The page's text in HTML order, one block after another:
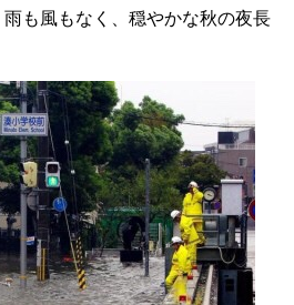
も風もなく、穏やかな秋の夜長